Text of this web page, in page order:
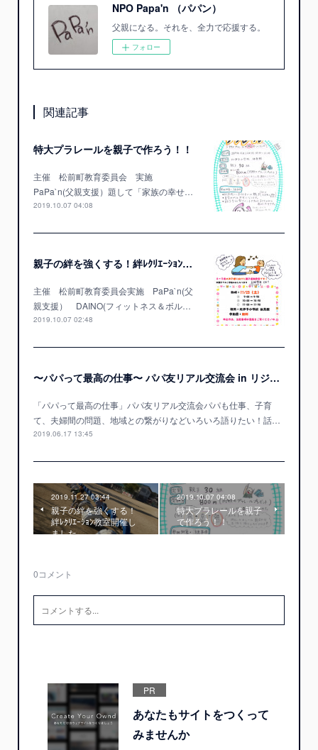
NPO Papa'n （パパン）
父親になる。それを、全力で応援する。
フォロー
関連記事
特大プラレールを親子で作ろう！！
主催 松前町教育委員会 実施
PaPa`n(父親支援）題して「家族の幸せ…
2019.10.07 04:08
親子の絆を強くする！絆ﾚｸﾘｴｰｼｮﾝ教室開催！
主催 松前町教育委員会実施 PaPa`n(父
親支援） DAINO(フィットネス＆ボル…
2019.10.07 02:48
〜パパって最高の仕事〜 パパ友リアル交流会 in リジェール松山
「パパって最高の仕事」パパ友リアル交流会パパも仕事、子育
て、夫婦間の問題、地域との繋がりなどいろいろ語りたい！話…
2019.06.17 13:45
2019.11.27 03:44
親子の絆を強くする！
絆ﾚｸﾘｴｰｼｮﾝ教室開催し
ました。
2019.10.07 04:08
特大プラレールを親子
で作ろう！！
0コメント
PR
あなたもサイトをつくって
みませんか